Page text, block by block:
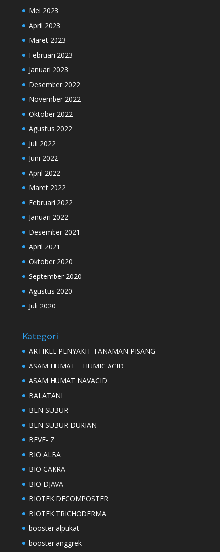
Mei 2023
April 2023
Maret 2023
Februari 2023
Januari 2023
Desember 2022
November 2022
Oktober 2022
Agustus 2022
Juli 2022
Juni 2022
April 2022
Maret 2022
Februari 2022
Januari 2022
Desember 2021
April 2021
Oktober 2020
September 2020
Agustus 2020
Juli 2020
Kategori
ARTIKEL PENYAKIT TANAMAN PISANG
ASAM HUMAT – HUMIC ACID
ASAM HUMAT NAVACID
BALATANI
BEN SUBUR
BEN SUBUR DURIAN
BEVE- Z
BIO ALBA
BIO CAKRA
BIO DJAVA
BIOTEK DECOMPOSTER
BIOTEK TRICHODERMA
booster alpukat
booster anggrek